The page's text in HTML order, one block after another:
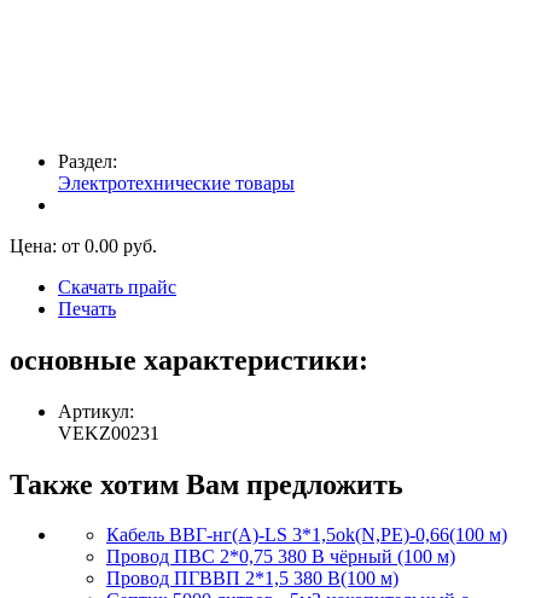
Раздел:
Электротехнические товары
Цена: от 0.00 руб.
Скачать прайс
Печать
основные характеристики:
Артикул:
VEKZ00231
Также хотим Вам предложить
Кабель ВВГ-нг(А)-LS 3*1,5ok(N,PE)-0,66(100 м)
Провод ПВС 2*0,75 380 В чёрный (100 м)
Провод ПГВВП 2*1,5 380 В(100 м)